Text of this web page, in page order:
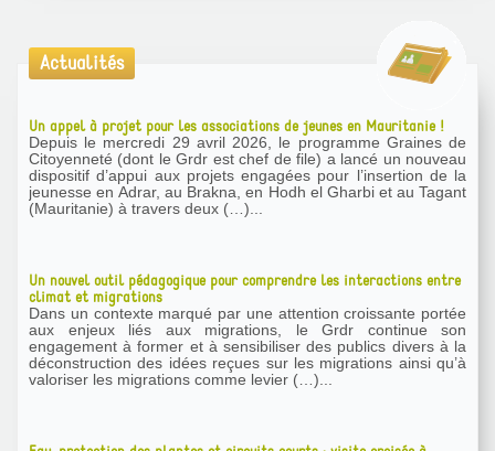
Actualités
Un appel à projet pour les associations de jeunes en Mauritanie !
Depuis le mercredi 29 avril 2026, le programme Graines de
Citoyenneté (dont le Grdr est chef de file) a lancé un nouveau
dispositif d’appui aux projets engagées pour l’insertion de la
jeunesse en Adrar, au Brakna, en Hodh el Gharbi et au Tagant
(Mauritanie) à travers deux (…)...
Un nouvel outil pédagogique pour comprendre les interactions entre
climat et migrations
Dans un contexte marqué par une attention croissante portée
aux enjeux liés aux migrations, le Grdr continue son
engagement à former et à sensibiliser des publics divers à la
déconstruction des idées reçues sur les migrations ainsi qu’à
valoriser les migrations comme levier (…)...